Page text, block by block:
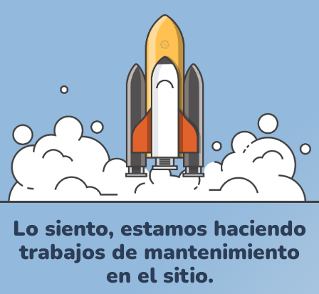
Lo siento, estamos haciendo
trabajos de mantenimiento
en el sitio.